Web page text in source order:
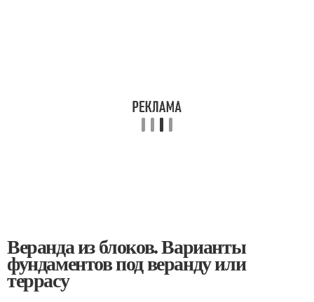
Веранда из блоков. Варианты
фундаментов под веранду или
террасу